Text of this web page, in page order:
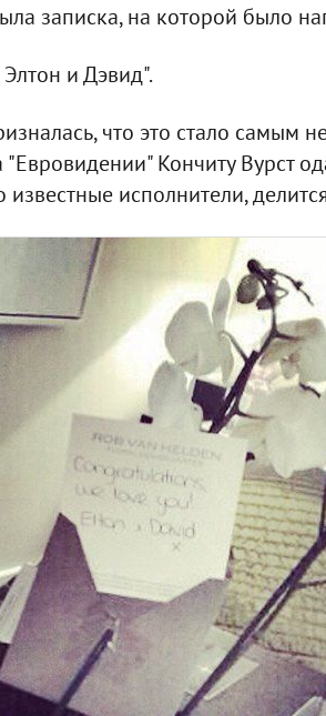
записка, на которой было
и Дэвид".
что это стало самым
Кончиту Вурст
исполнители,